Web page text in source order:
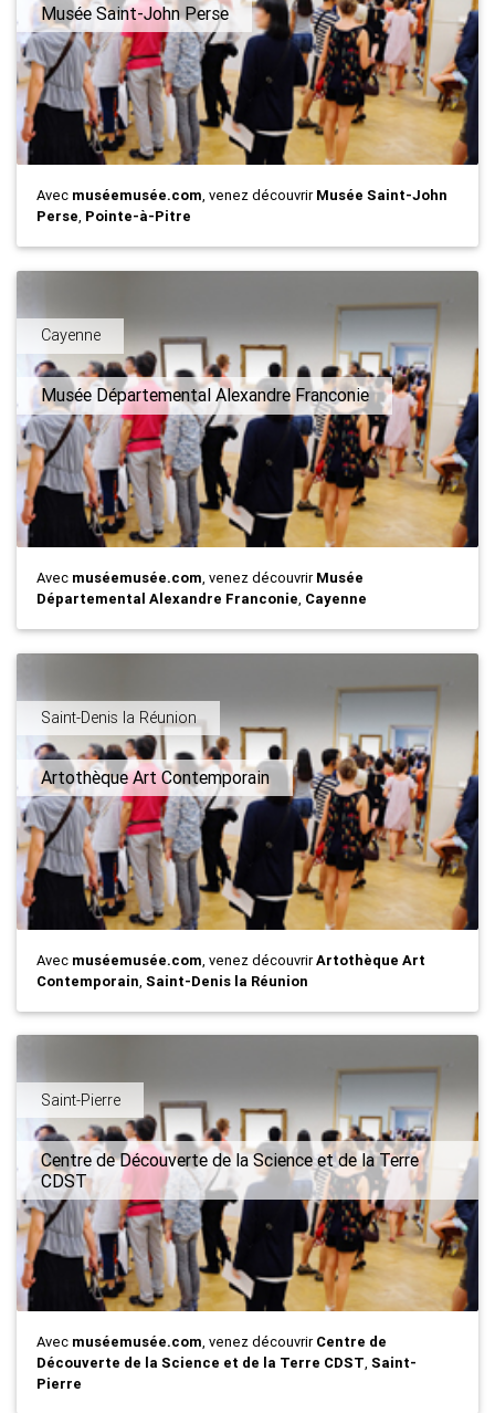
Musée Saint-John Perse
Avec muséemusée.com, venez découvrirMusée Saint-John
Perse, Pointe-à-Pitre
Cayenne
Musée Départemental Alexandre Franconie
Avec muséemusée.com, venez découvrirMusée
Départemental Alexandre Franconie, Cayenne
Saint-Denis la Réunion
Artothèque Art Contemporain
Avec muséemusée.com, venez découvrirArtothèque Art
Contemporain, Saint-Denis la Réunion
Saint-Pierre
Centre de Découverte de la Science et de la Terre
CDST
Avec muséemusée.com, venez découvrirCentre de
Découverte de la Science et de la Terre CDST, Saint-
Pierre